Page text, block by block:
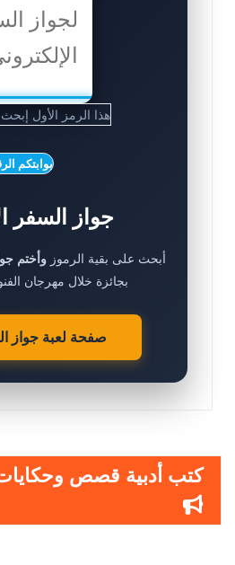
هذا الرمز الأول
بوابتكم
جواز السفر
أبحث على بقية الرموز وأختم
بجائزة خلال مهرجان
صفحة لعبة جواز
كتب أدبية قصص